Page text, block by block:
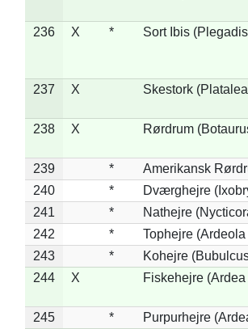
236 X * Sort Ibis
237 X Skestork
238 X Rørdrum
239 *
Amerikansk
240
*
Dværghejre
241
*
Nathejre
242
*
Tophejre
243
*
Kohejre
244
X Fiskehejre
245 *
Purpurhejre